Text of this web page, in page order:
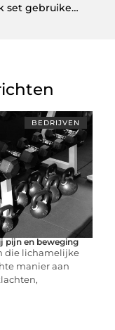
Lockpick set gebruiken om verschillende slotsystemen te openen zonder sleutel
BEDRIJVEN
pijn en beweging
die lichamelijke
manier aan